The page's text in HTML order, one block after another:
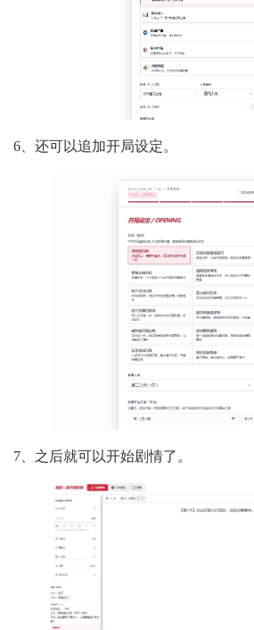
6、还可以追加开局设定。
7、之后就可以开始剧情了。